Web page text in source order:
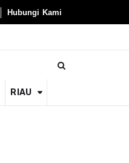
Hubungi Kami
RIAU